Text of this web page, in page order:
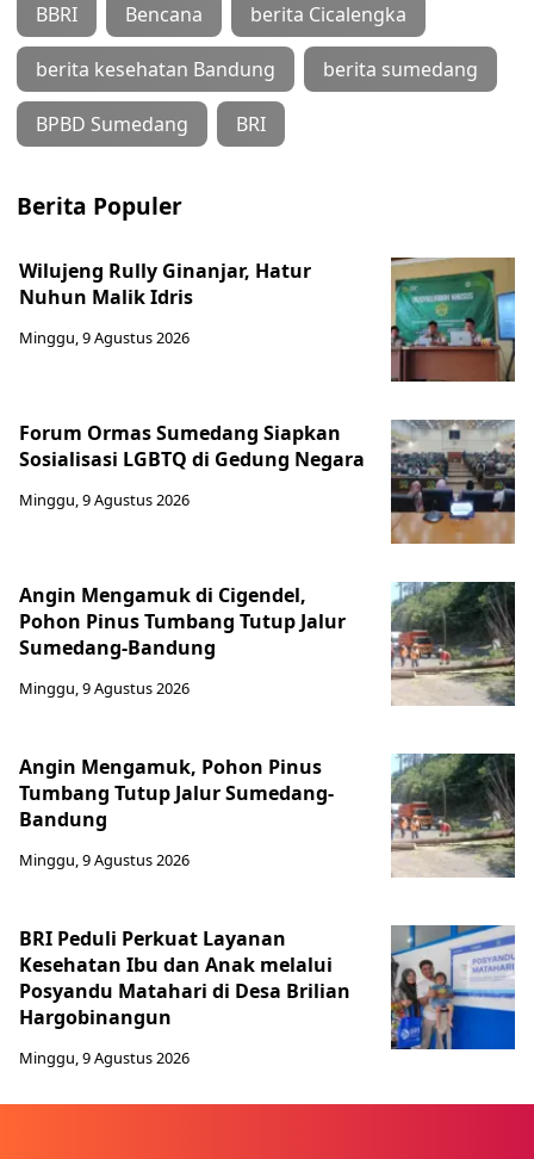
BBRI Bencana berita Cicalengka
berita kesehatan Bandung berita sumedang
BPBD Sumedang BRI
Berita Populer
Wilujeng Rully Ginanjar, Hatur
Nuhun Malik Idris
Minggu, 9 Agustus 2026
Forum Ormas Sumedang Siapkan
Sosialisasi LGBTQ di Gedung Negara
Minggu, 9 Agustus 2026
Angin Mengamuk di Cigendel,
Pohon Pinus Tumbang Tutup Jalur
Sumedang-Bandung
Minggu, 9 Agustus 2026
Angin Mengamuk, Pohon Pinus
Tumbang Tutup Jalur Sumedang-
Bandung
Minggu, 9 Agustus 2026
BRI Peduli Perkuat Layanan
Kesehatan Ibu dan Anak melalui
Posyandu Matahari di Desa Brilian
Hargobinangun
Minggu, 9 Agustus 2026